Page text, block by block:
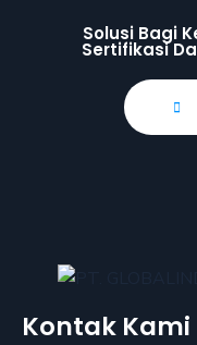
Solusi Bagi
Sertifikasi
Kontak Kami